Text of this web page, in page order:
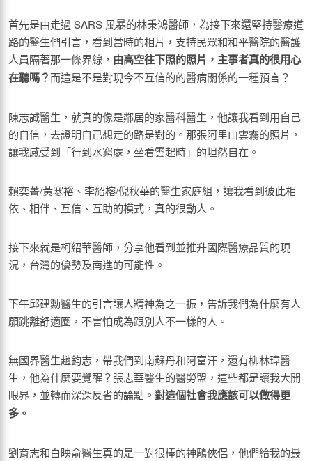
首先是由走過 SARS 風暴的林秉鴻醫師，為接下來還堅持醫療道
路的醫生們引言，看到當時的相片，支持民眾和和平醫院的醫護
人員隔著那一條界線， 由高空往下照的照片，主事者真的很用心
在聽嗎？而這是不是對現今不互信的的醫病關係的一種預言？
陳志誠醫生，就真的像是鄰居的家醫科醫生，他讓我看到用自己
的自信，去證明自己想走的路是對的。那張阿里山雲霧的照片，
讓我感受到「行到水窮處，坐看雲起時」的坦然自在。
賴奕菁/黃寒裕、李紹榕/倪秋華的醫生家庭組，讓我看到彼此相
依、相伴、互信、互助的模式，真的很動人。
接下來就是柯紹華醫師，分享他看到並推升國際醫療品質的現
況，台灣的優勢及南進的可能性。
下午邱建勳醫生的引言讓人精神為之一振，告訴我們為什麼有人
願跳離舒適圈，不害怕成為跟別人不一樣的人。
無國界醫生趙鈞志，帶我們到南蘇丹和阿富汗，還有柳林瑋醫
生，他為什麼要覺醒？張志華醫生的醫勞盟，這些都是讓我大開
眼界，並轉而深深反省的論點。 對這個社會我應該可以做得更
多。
劉育志和白映俞醫生真的是一對很棒的神鵰俠侶，他們給我的最